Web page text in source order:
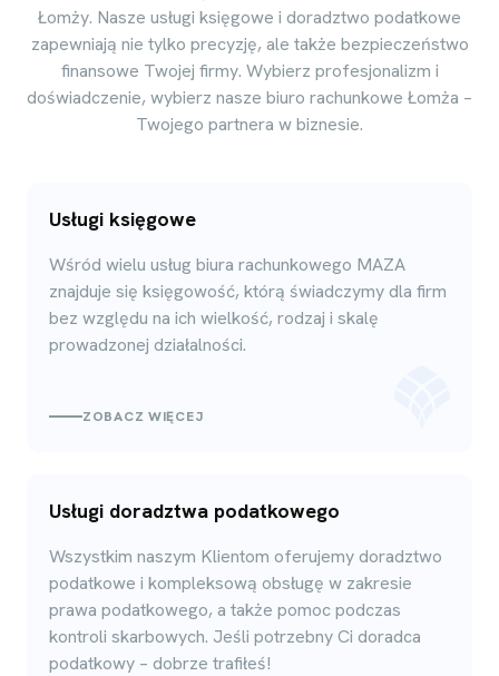
Łomży. Nasze usługi księgowe i doradztwo podatkowe
zapewniają nie tylko precyzję, ale także bezpieczeństwo
finansowe Twojej firmy. Wybierz profesjonalizm i
doświadczenie, wybierz nasze biuro rachunkowe Łomża –
Twojego partnera w biznesie.
Usługi księgowe
Wśród wielu usług biura rachunkowego MAZA
znajduje się księgowość, którą świadczymy dla firm
bez względu na ich wielkość, rodzaj i skalę
prowadzonej działalności.
ZOBACZ WIĘCEJ
Usługi doradztwa podatkowego
Wszystkim naszym Klientom oferujemy doradztwo
podatkowe i kompleksową obsługę w zakresie
prawa podatkowego, a także pomoc podczas
kontroli skarbowych. Jeśli potrzebny Ci doradca
podatkowy – dobrze trafiłeś!